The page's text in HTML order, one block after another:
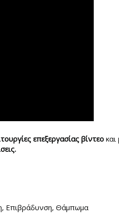
επεξεργασίας βίντεο
Επιβράδυνση, Θάμπωμα